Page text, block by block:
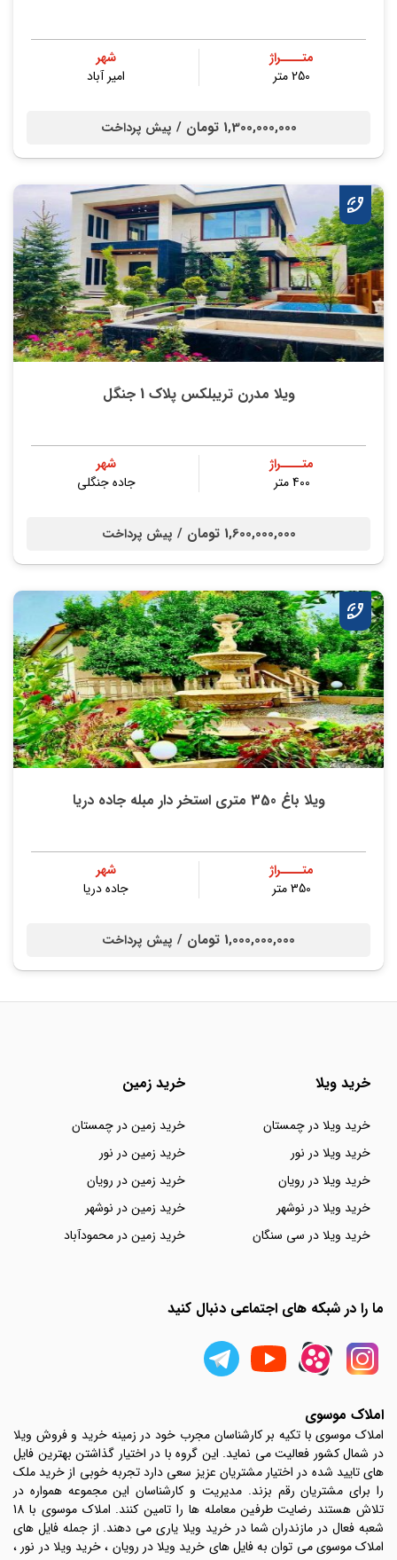
متــــراژ
250 متر
شهر
امیر آباد
1,300,000,000 تومان / پیش پرداخت
ویلا مدرن تریبلکس پلاک 1 جنگل
متــــراژ
400 متر
شهر
جاده جنگلی
1,600,000,000 تومان / پیش پرداخت
ویلا باغ 350 متری استخر دار مبله جاده دریا
متــــراژ
350 متر
شهر
جاده دریا
1,000,000,000 تومان / پیش پرداخت
خرید ویلا
خرید ویلا در چمستان
خرید ویلا در نور
خرید ویلا در رویان
خرید ویلا در نوشهر
خرید ویلا در سی سنگان
خرید زمین
خرید زمین در چمستان
خرید زمین در نور
خرید زمین در رویان
خرید زمین در نوشهر
خرید زمین در محمودآباد
ما را در شبکه های اجتماعی دنبال کنید
املاک موسوی
املاک موسوی با تکیه بر کارشناسان مجرب خود در زمینه خرید و فروش ویلا
در شمال کشور فعالیت می نماید. این گروه با در اختیار گذاشتن بهترین فایل
های تایید شده در اختیار مشتریان عزیز سعی دارد تجربه خوبی از خرید ملک
را برای مشتریان رقم بزند. مدیریت و کارشناسان این مجموعه همواره در
تلاش هستند رضایت طرفین معامله ها را تامین کنند. املاک موسوی با 18
شعبه فعال در مازندران شما در خرید ویلا یاری می دهند. از جمله فایل های
املاک موسوی می توان به فایل های خرید ویلا در رویان ، خرید ویلا در نور ،